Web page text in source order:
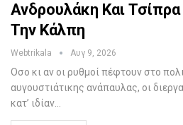
Ανδρουλάκη Και Τσίπρα
Την Κάλπη
Webtrikala Αυγ 9, 2026
Οσο κι αν οι ρυθμοί πέφτουν στο
αυγουστιάτικης ανάπαυλας, οι
κατ’ ιδίαν…